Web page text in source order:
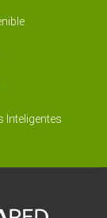
Inteligentes